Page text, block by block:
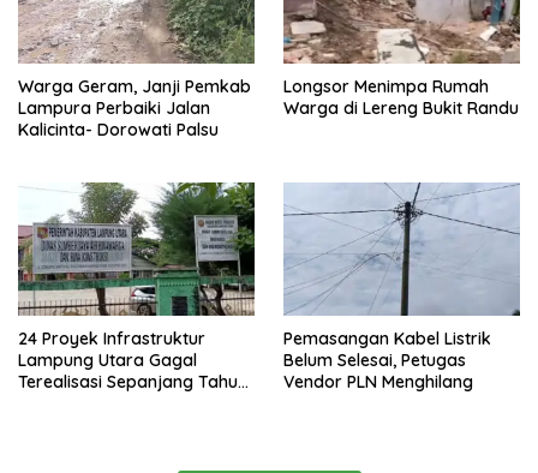
Warga Geram, Janji Pemkab
Lampura Perbaiki Jalan
Kalicinta- Dorowati Palsu
Longsor Menimpa Rumah
Warga di Lereng Bukit Randu
24 Proyek Infrastruktur
Lampung Utara Gagal
Terealisasi Sepanjang Tahun
Pemasangan Kabel Listrik
Belum Selesai, Petugas
Vendor PLN Menghilang